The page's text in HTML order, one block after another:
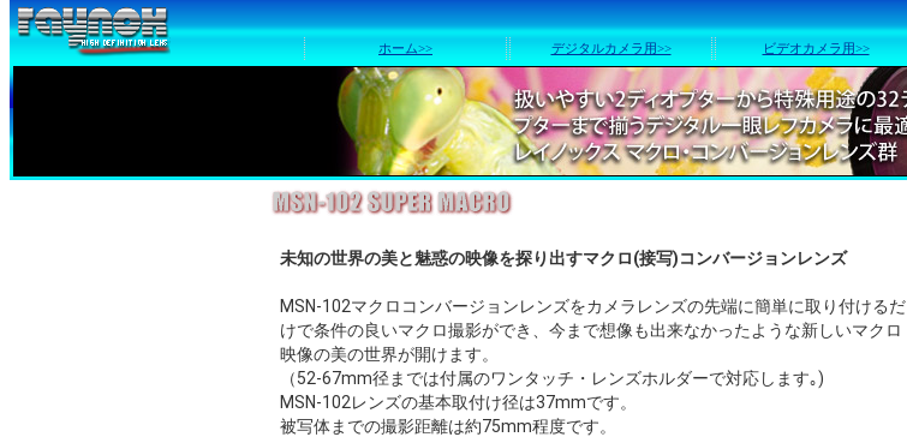
ホーム>> デジタルカメラ用>> ビデオカメラ用>>
未知の世界の美と魅惑の映像を探り出すマクロ(接写)コンバージョンレンズ
MSN-102マクロコンバージョンレンズをカメラレンズの先端に簡単に取り付けるだ
けで条件の良いマクロ撮影ができ、今まで想像も出来なかったような新しいマクロ
映像の美の世界が開けます。
（52-67mm径までは付属のワンタッチ・レンズホルダーで対応します｡)
MSN-102レンズの基本取付け径は37mmです。
被写体までの撮影距離は約75mm程度です。